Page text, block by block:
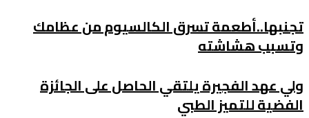
تسرق الكالسيوم من عظامك
هشاشته
عهد الفجيرة يلتقي الحاصل على الجائزة
للتميز الطبي